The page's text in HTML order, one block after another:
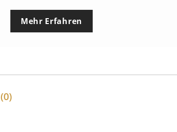
e
p
Mehr Erfahren
(0)